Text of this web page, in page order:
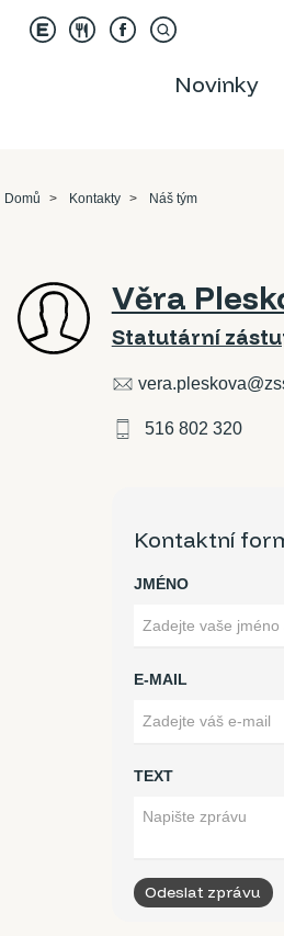
Novinky
Domů Kontakty Náš tým
Věra
Statutární
516 802 320
Kontaktní
JMÉNO
E-MAIL
TEXT